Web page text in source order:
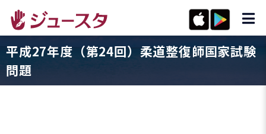
平成27年度（第24回）柔道整復師国家試験
問題